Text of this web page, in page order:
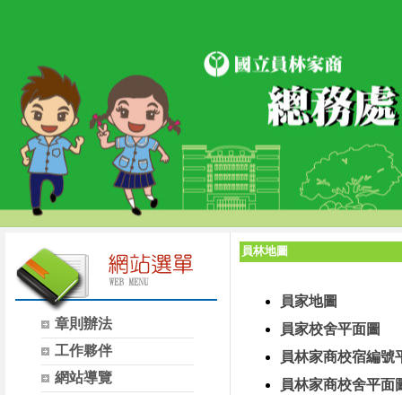
章則辦法
工作夥伴
網站導覽
員林地圖
員家地圖
員家校舍平面圖
員林家商校宿編號
員林家商校舍平面